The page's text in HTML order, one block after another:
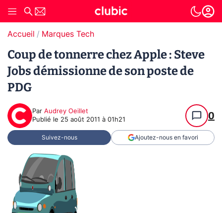
Accueil Marques Tech
Coup de tonnerre chez Apple : Steve
Jobs démissionne de son poste de
PDG
Par Audrey Oeillet
Publié le 25 août 2011 à 01h21 0
Suivez-nous Ajoutez-nous en favori